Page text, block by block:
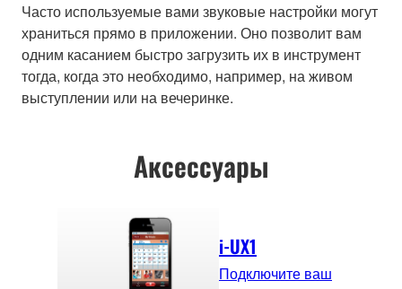
Часто используемые вами звуковые настройки могут
храниться прямо в приложении. Оно позволит вам
одним касанием быстро загрузить их в инструмент
тогда, когда это необходимо, например, на живом
выступлении или на вечеринке.
Аксессуары
i-UX1
Подключите ваш